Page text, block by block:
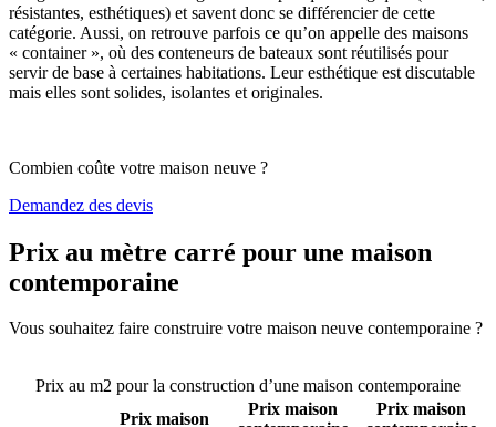
résistantes, esthétiques) et savent donc se différencier de cette
catégorie. Aussi, on retrouve parfois ce qu’on appelle des maisons
« container », où des conteneurs de bateaux sont réutilisés pour
servir de base à certaines habitations. Leur esthétique est discutable
mais elles sont solides, isolantes et originales.
Combien coûte votre maison neuve ?
Demandez des devis
Prix au mètre carré pour une maison
contemporaine
Vous souhaitez faire construire votre maison neuve contemporaine ?
Prix au m2 pour la construction d’une maison contemporaine
Prix maison
Prix maison
Prix maison